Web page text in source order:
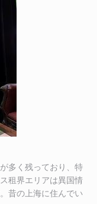
多く残っており、特
租界エリアは異国情
昔の上海に住んでい